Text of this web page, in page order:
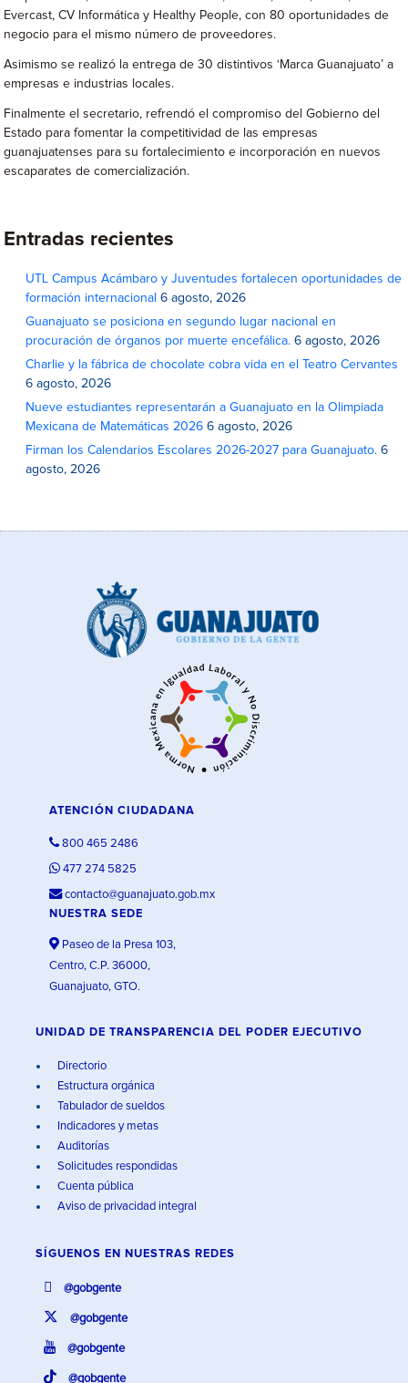
Evercast, CV Informática y Healthy People, con 80 oportunidades de
negocio para el mismo número de proveedores.
Asimismo se realizó la entrega de 30 distintivos ‘Marca Guanajuato’ a
empresas e industrias locales.
Finalmente el secretario, refrendó el compromiso del Gobierno del
Estado para fomentar la competitividad de las empresas
guanajuatenses para su fortalecimiento e incorporación en nuevos
escaparates de comercialización.
Entradas recientes
UTL Campus Acámbaro y Juventudes fortalecen oportunidades de
formación internacional 6 agosto, 2026
Guanajuato se posiciona en segundo lugar nacional en
procuración de órganos por muerte encefálica. 6 agosto, 2026
Charlie y la fábrica de chocolate cobra vida en el Teatro Cervantes
6 agosto, 2026
Nueve estudiantes representarán a Guanajuato en la Olimpiada
Mexicana de Matemáticas 2026 6 agosto, 2026
Firman los Calendarios Escolares 2026-2027 para Guanajuato. 6
agosto, 2026
ATENCIÓN CIUDADANA
800 465 2486
477 274 5825
contacto@guanajuato.gob.mx
NUESTRA SEDE
Paseo de la Presa 103,
Centro, C.P. 36000,
Guanajuato, GTO.
UNIDAD DE TRANSPARENCIA DEL PODER EJECUTIVO
Directorio
Estructura orgánica
Tabulador de sueldos
Indicadores y metas
Auditorías
Solicitudes respondidas
Cuenta pública
Aviso de privacidad integral
SÍGUENOS EN NUESTRAS REDES
@gobgente
@gobgente
@gobgente
@gobgente